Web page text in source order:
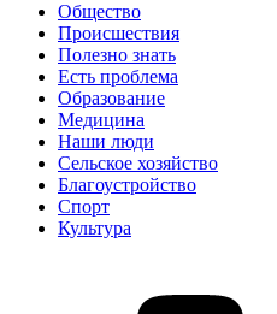
Общество
Происшествия
Полезно знать
Есть проблема
Образование
Медицина
Наши люди
Сельское хозяйство
Благоустройство
Спорт
Культура